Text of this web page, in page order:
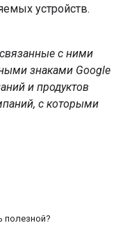
устройств.
с ними
знаками Google
и продуктов
с которыми
полезной?